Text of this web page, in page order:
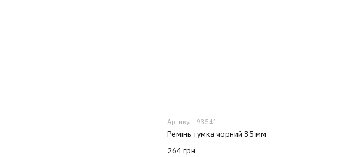
Артикул: 93541
Ремінь-гумка чорний 35 мм
264 грн